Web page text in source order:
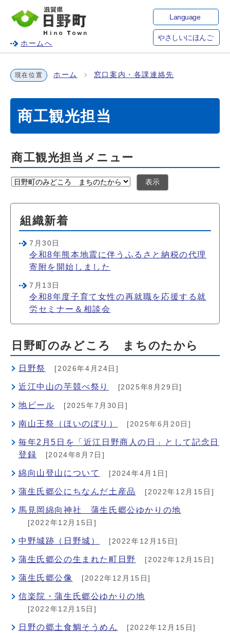
ホームへ
Language
やさしいにほんご
現在位置 ホーム 窓口案内・各課連絡先
商工観光担当
商工観光担当メニュー
表示
組織新着
7月30日
令和8年熊本地震に伴うふるさと納税の代理
寄附を開始しました
7月13日
令和8年度子育て女性の再就職を応援する就
労セミナー＆相談会
日野町のみどころ まちのたから
日野祭 [2026年4月24日]
近江中山の芋競べ祭り [2025年8月29日]
地ビール [2025年7月30日]
南山王祭（ほいのぼり） [2025年6月20日]
毎年2月5日を「近江日野商人の日」として記念日
登録
[2024年8月7日]
綿向山登山について [2024年4月1日]
蒲生氏郷公にちなんだ土産品 [2022年12月15日]
馬見岡綿向神社 蒲生氏郷公ゆかりの地
[2022年12月15日]
中野城跡（日野城） [2022年12月15日]
蒲生氏郷公の生まれた町日野 [2022年12月15日]
蒲生氏郷公像 [2022年12月15日]
信楽院・蒲生氏郷公ゆかりの地
[2022年12月15日]
日野の郷土食鯛そうめん [2022年12月15日]